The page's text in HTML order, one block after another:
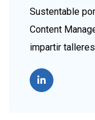
Sustentable
Content
impartir